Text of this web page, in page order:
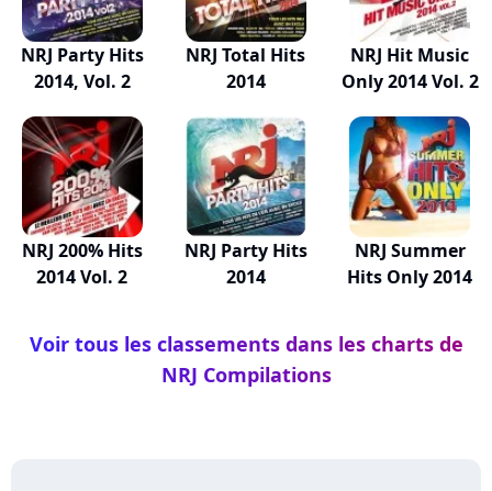
NRJ Party Hits
2014, Vol. 2
NRJ Total Hits
2014
NRJ Hit Music
Only 2014 Vol. 2
NRJ 200% Hits
2014 Vol. 2
NRJ Party Hits
2014
NRJ Summer
Hits Only 2014
Voir tous les classements dans les charts de
NRJ Compilations